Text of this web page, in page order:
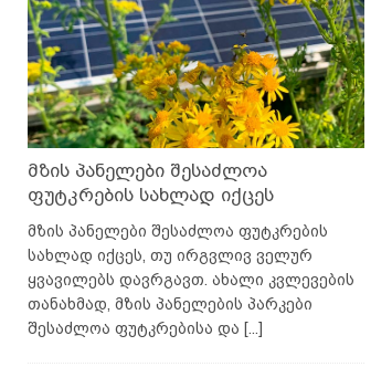
მზის პანელები შესაძლოა
ფუტკრების სახლად იქცეს
მზის პანელები შესაძლოა ფუტკრების
სახლად იქცეს, თუ ირგვლივ ველურ
ყვავილებს დავრგავთ. ახალი კვლევების
თანახმად, მზის პანელების პარკები
შესაძლოა ფუტკრებისა და [...]